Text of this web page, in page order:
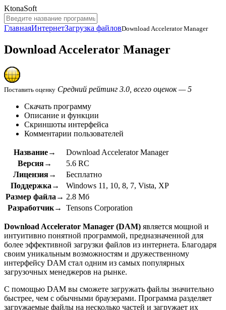
KtonaSoft
ГлавнаяИнтернетЗагрузка файловDownload Accelerator Manager
Download Accelerator Manager
Поставить оценку Средний рейтинг 3.0, всего оценок — 5
Скачать программу
Описание и функции
Скриншоты интерфейса
Комментарии пользователей
Название→
Download Accelerator Manager
Версия→
5.6 RC
Лицензия→
Бесплатно
Поддержка→
Windows 11, 10, 8, 7, Vista, XP
Размер файла→ 2.8 Мб
Разработчик→
Tensons Corporation
Download Accelerator Manager (DAM) является мощной и
интуитивно понятной программой, предназначенной для
более эффективной загрузки файлов из интернета. Благодаря
своим уникальным возможностям и дружественному
интерфейсу DAM стал одним из самых популярных
загрузочных менеджеров на рынке.
С помощью DAM вы сможете загружать файлы значительно
быстрее, чем с обычными браузерами. Программа разделяет
загружаемые файлы на несколько частей и загружает их